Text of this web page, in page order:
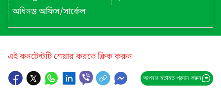
অধিনস্ত অফিস/সার্কেল
এই কনটেন্টটি শেয়ার করতে ক্লিক করুন
আপনার মতামত প্রদান করুন